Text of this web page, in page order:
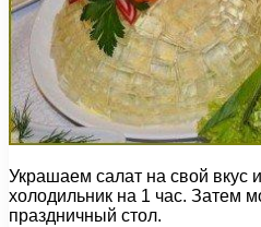
Украшаем салат на свой вкус
холодильник на 1 час. Затем
праздничный стол.